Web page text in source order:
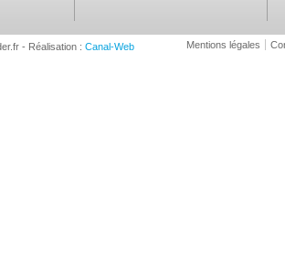
- Réalisation : Canal-Web Mentions légales